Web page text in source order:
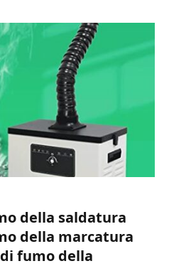
della saldatura
della marcatura
fumo della